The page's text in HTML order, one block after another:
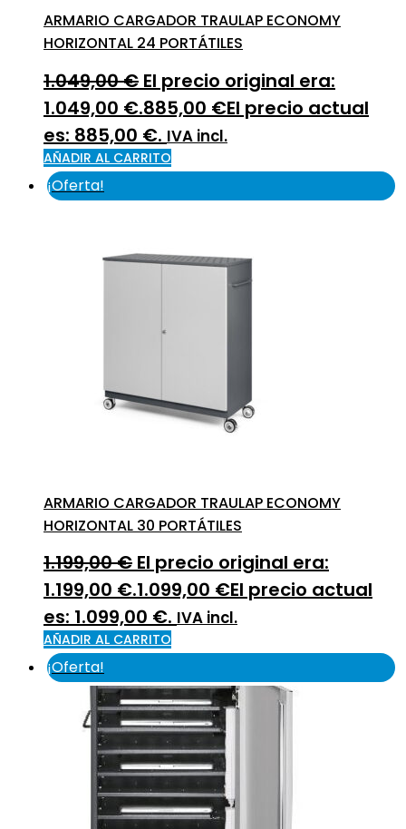
ARMARIO CARGADOR TRAULAP ECONOMY
HORIZONTAL 24 PORTÁTILES
1.049,00€ El precio original era:
1.049,00 €.885,00 €El precio actual
es: 885,00 €. IVA incl.
AÑADIR AL CARRITO
¡Oferta!
ARMARIO CARGADOR TRAULAP ECONOMY
HORIZONTAL 30 PORTÁTILES
1.199,00€ El precio original era:
1.199,00 €.1.099,00 €El precio actual
es: 1.099,00 €. IVA incl.
AÑADIR AL CARRITO
¡Oferta!